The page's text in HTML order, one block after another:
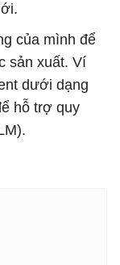
của mình để
sản xuất. Ví
dưới dạng
hỗ trợ quy